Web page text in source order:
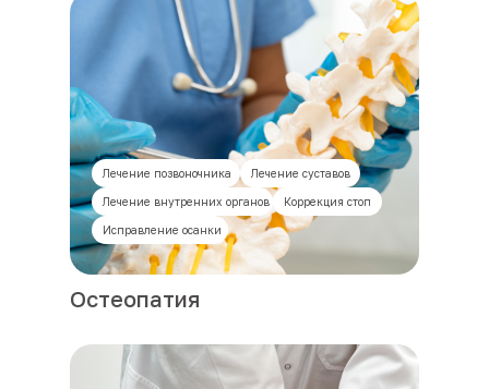
Лечение позвоночника Лечение суставов
Лечение внутренних органов Коррекция стоп
Исправление осанки
Остеопатия